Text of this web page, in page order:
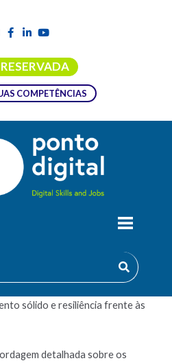
COMPETÊNCIAS
sólido e resiliência frente às
detalhada sobre os